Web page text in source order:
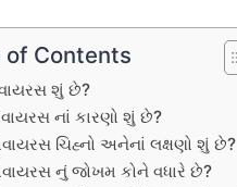
of Contents
શું છે?
નાં કારણો શું છે?
ચિહ્નો અનેનાં લક્ષણો શું છે?
નું જોખમ કોને વધારે છે?